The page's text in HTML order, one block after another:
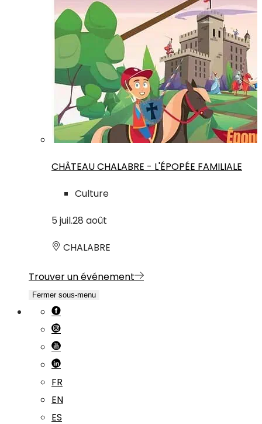
CHÂTEAU CHALABRE - L'ÉPOPÉE FAMILIALE
Culture
5 juil.28 août
CHALABRE
Trouver un événement
Fermer sous-menu
FR
EN
ES